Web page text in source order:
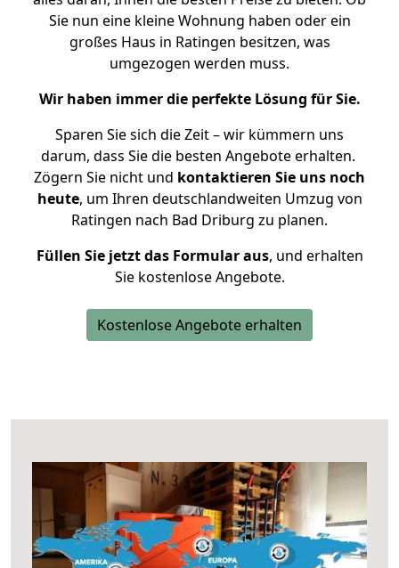
Sie nun eine kleine Wohnung haben oder ein
großes Haus in Ratingen besitzen, was
umgezogen werden muss.
Wir haben immer die perfekte Lösung für Sie.
Sparen Sie sich die Zeit – wir kümmern uns
darum, dass Sie die besten Angebote erhalten.
Zögern Sie nicht und kontaktieren Sie uns noch
heute, um Ihren deutschlandweiten Umzug von
Ratingen nach Bad Driburg zu planen.
Füllen Sie jetzt das Formular aus, und erhalten
Sie kostenlose Angebote.
Kostenlose Angebote erhalten